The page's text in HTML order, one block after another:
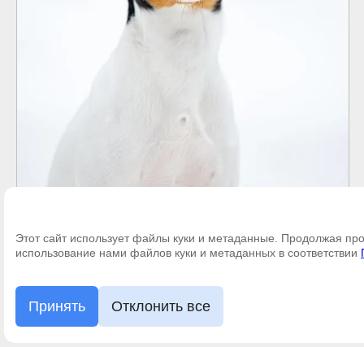
©"АЛЬМА ДЕ СТЕОЛ"
Этот сайт использует файлы куки и метаданные. Продолжая
использование нами файлов куки и метаданных в соответствии
Принять Отклонить все